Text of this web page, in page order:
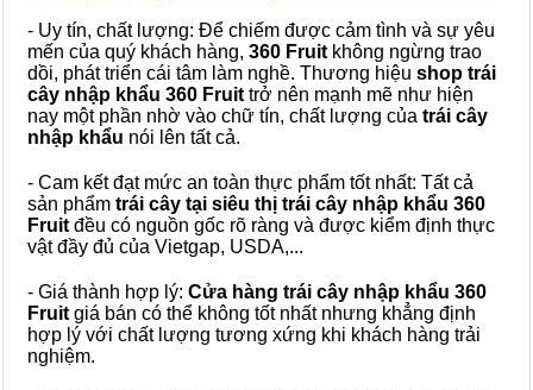
- Uy tín, chất lượng: Để chiếm được cảm tình và sự yêu
mến của quý khách hàng, 360 Fruit không ngừng trao
dồi, phát triển cái tâm làm nghề. Thương hiệu shop trái
cây nhập khẩu 360 Fruit trở nên mạnh mẽ như hiện
nay một phần nhờ vào chữ tín, chất lượng của trái cây
nhập khẩu nói lên tất cả.
- Cam kết đạt mức an toàn thực phẩm tốt nhất: Tất cả
sản phẩm trái cây tại siêu thị trái cây nhập khẩu 360
Fruit đều có nguồn gốc rõ ràng và được kiểm định thực
vật đầy đủ của Vietgap, USDA,...
- Giá thành hợp lý: Cửa hàng trái cây nhập khẩu 360
Fruit giá bán có thể không tốt nhất nhưng khẳng định
hợp lý với chất lượng tương xứng khi khách hàng trải
nghiệm.